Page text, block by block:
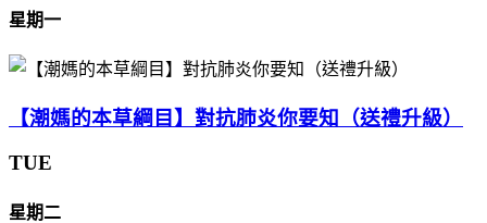
星期一
【潮媽的本草綱目】對抗肺炎你要知（送禮升級）
TUE
星期二